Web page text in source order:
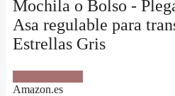
Mochila o Bolso -
Asa regulable para
Estrellas Gris
Amazon.es